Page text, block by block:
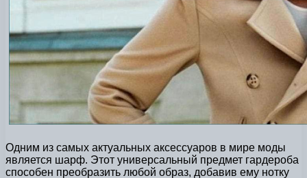
Одним из самых актуальных аксессуаров в мире моды
является шарф. Этот универсальный предмет гардероба
способен преобразить любой образ, добавив ему нотку